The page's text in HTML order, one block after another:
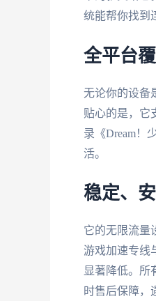
统能帮你找到
全平台
无论你的设备
贴心的是，它
录《Dream！
活。
稳定、
它的无限流量
游戏加速专线
显著降低。所
时售后保障，